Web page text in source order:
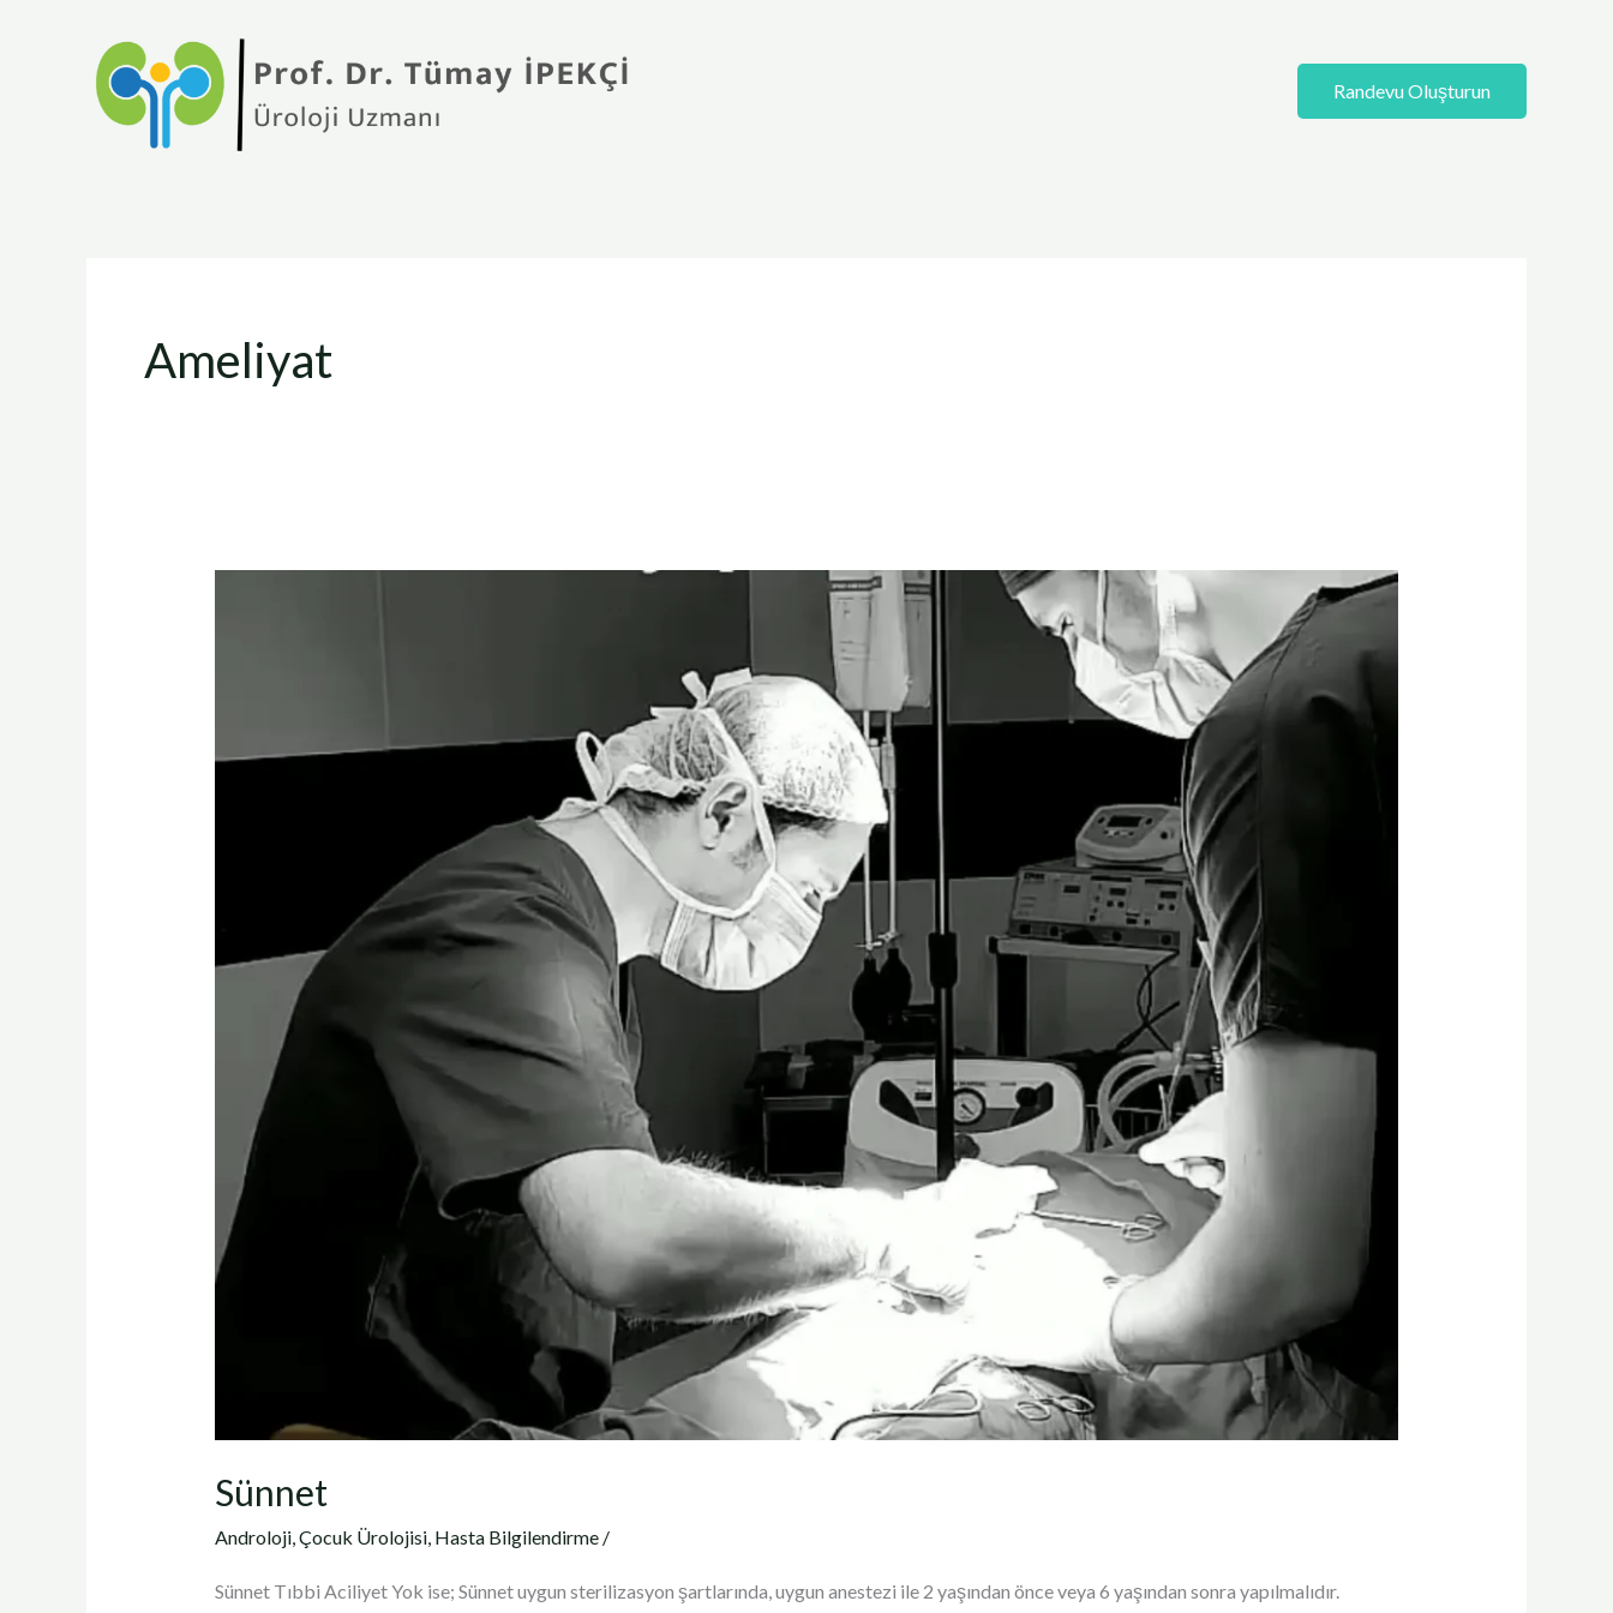
Randevu Oluşturun
Ameliyat
Sünnet
Androloji,Çocuk Ürolojisi, Hasta Bilgilendirme/
Sünnet Tıbbi Aciliyet Yok ise; Sünnet uygun sterilizasyon şartlarında, uygun anestezi ile 2 yaşından önce veya 6 yaşından sonra yapılmalıdır.